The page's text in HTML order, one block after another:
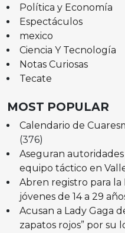
Política y Economía
Espectáculos
mexico
Ciencia Y Tecnología
Notas Curiosas
Tecate
MOST POPULAR
Calendario de
(376)
Aseguran
equipo táctico en
Abren registro para la
jóvenes de 14 a 29
Acusan a Lady Gaga
zapatos rojos” por su